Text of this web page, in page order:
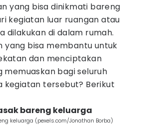
yang bisa dinikmati bareng
kegiatan luar ruangan atau
dilakukan di dalam rumah.
yang bisa membantu untuk
dan menciptakan
memuaskan bagi seluruh
kegiatan tersebut? Berikut
bareng keluarga
keluarga (pexels.com/Jonathan Borba)